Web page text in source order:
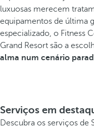
luxuosas merecem
equipamentos de última
especializado, o Fitness
Grand Resort são a
alma num cenário
Serviços em
Descubra os serviços de